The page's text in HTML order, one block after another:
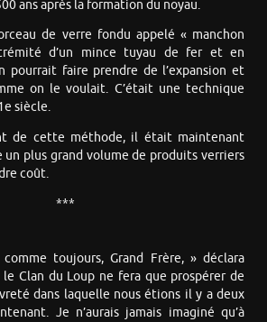
ans après la formation du noyau.
de verre fondu appelé « manchon
d’un mince tuyau de fer et en
pourrait faire prendre de l’expansion et
on le voulait. C’était une technique
siècle.
de cette méthode, il était maintenant
un plus grand volume de produits verriers
coût.
***
toujours, Grand Frère, » déclara
le Clan du Loup ne fera que prospérer de
dans laquelle nous étions il y a deux
Je n’aurais jamais imaginé qu’à